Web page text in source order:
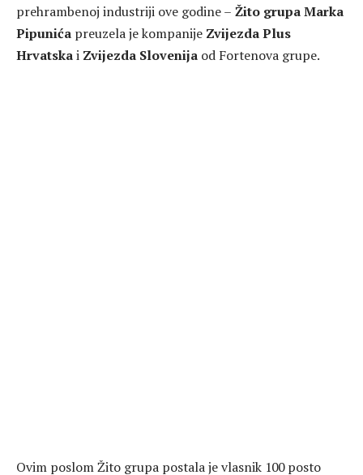
prehrambenoj industriji ove godine – Žito grupa Marka
Pipunića preuzela je kompanije Zvijezda Plus
Hrvatskai Zvijezda Slovenija od Fortenova grupe.
Ovim poslom Žito grupa postala je vlasnik 100 posto